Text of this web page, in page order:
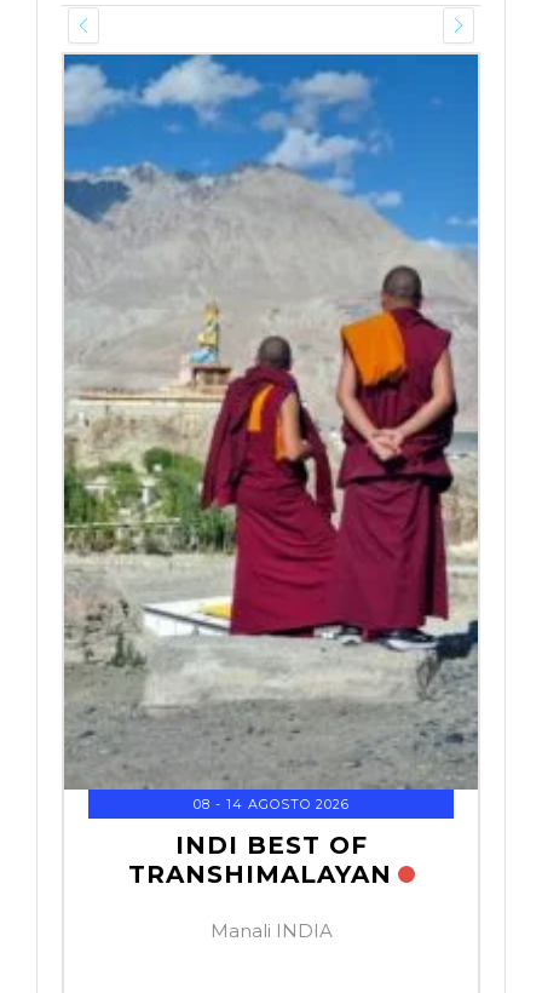
08 - 14 AGOSTO 2026
INDI BEST OF
TRANSHIMALAYAN
Manali INDIA